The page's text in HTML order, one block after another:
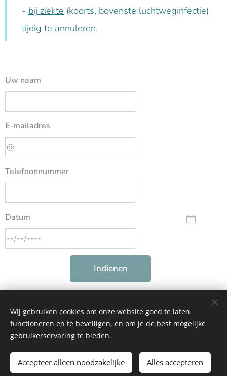
- bij ziekte (koorts, bovenste luchtweginfectie)
tijdig te annuleren.
Uw naam
E-mailadres
Telefoonnummer
Datum
Indienen
Acoufijn.be
Mogelijk gemaakt doorWebnode Cookies
Wij gebruiken cookies om onze website goed te laten
functioneren en te beveiligen, en om je de best mogelijke
gebruikerservaring te bieden.
Accepteer alleen noodzakelijke Alles accepteren